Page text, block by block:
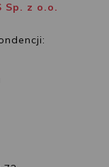
Sp. z o.o.